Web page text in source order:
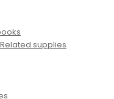
supplies